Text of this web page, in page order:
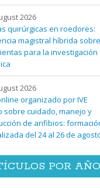
2026
quirúrgicas en roedores:
magistral híbrida sobre
para la investigación
2026
organizado por IVE
sobre cuidado, manejo y
de anfibios:
del 24 al 26 de
POR AÑO